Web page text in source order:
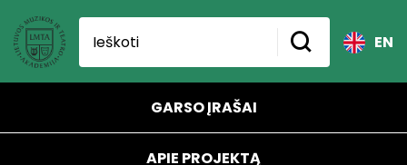
EN
GARSO ĮRAŠAI
APIE PROJEKTĄ